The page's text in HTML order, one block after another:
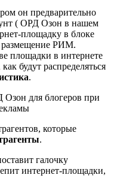
он предварительно
( ОРД Озон в нашем
площадку в блоке
размещение РИМ.
площадки в интернете
будут распределяться
.
которые
.
галочку
интернет-площадки,